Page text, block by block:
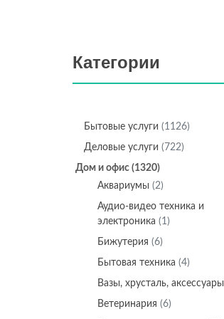
Категории
Бытовые услуги (1126)
Деловые услуги (722)
Дом и офис (1320)
Аквариумы (2)
Аудио-видео техника и
электроника (1)
Бижутерия (6)
Бытовая техника (4)
Вазы, хрусталь, аксессуары
Ветеринария (6)